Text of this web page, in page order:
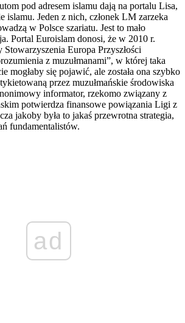
pod adresem islamu dają na portalu Lisa,
islamu. Jeden z nich, członek LM zarzeka
w Polsce szariatu. Jest to mało
Portal Euroislam donosi, że w 2010 r.
Stowarzyszenia Europa Przyszłości
z muzułmanami”, w której taka
mogłaby się pojawić, ale została ona szybko
przez muzułmańskie środowiska
informator, rzekomo związany z
potwierdza finansowe powiązania Ligi z
jakoby była to jakaś przewrotna strategia,
fundamentalistów.
ad